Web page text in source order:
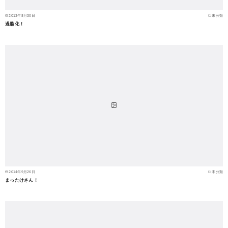
2013年8月30日 未分類
過脂化！
2014年9月26日 未分類
まったけさん！